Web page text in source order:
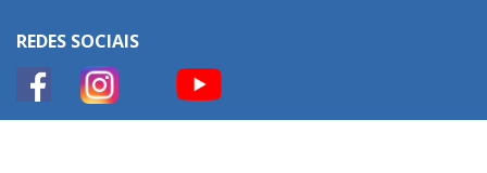
REDES SOCIAIS